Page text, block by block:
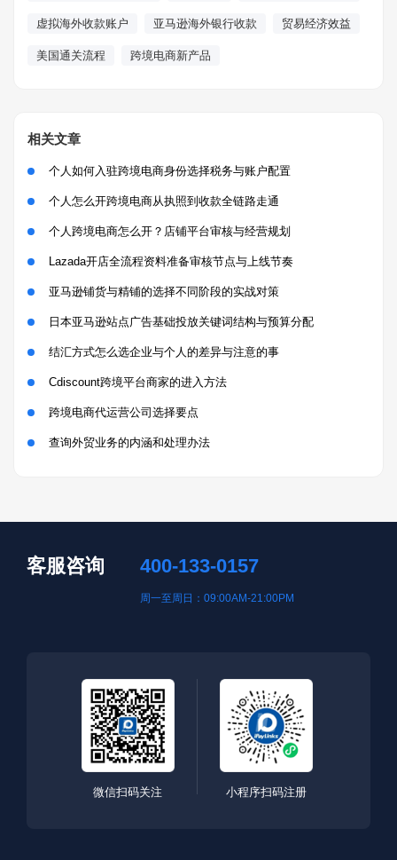
虚拟海外收款账户 亚马逊海外银行收款 贸易经济效益
美国通关流程 跨境电商新产品
相关文章
个人如何入驻跨境电商身份选择税务与账户配置
个人怎么开跨境电商从执照到收款全链路走通
个人跨境电商怎么开？店铺平台审核与经营规划
Lazada开店全流程资料准备审核节点与上线节奏
亚马逊铺货与精铺的选择不同阶段的实战对策
日本亚马逊站点广告基础投放关键词结构与预算分配
结汇方式怎么选企业与个人的差异与注意的事
Cdiscount跨境平台商家的进入方法
跨境电商代运营公司选择要点
查询外贸业务的内涵和处理办法
客服咨询 400-133-0157
周一至周日：09:00AM-21:00PM
微信扫码关注 小程序扫码注册